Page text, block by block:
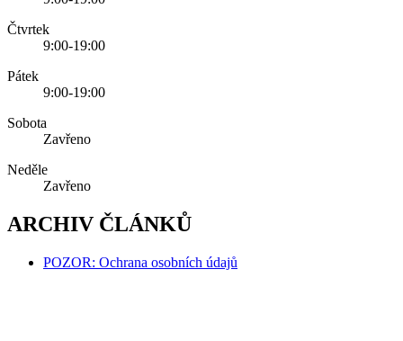
Čtvrtek
9:00-19:00
Pátek
9:00-19:00
Sobota
Zavřeno
Neděle
Zavřeno
ARCHIV ČLÁNKŮ
POZOR: Ochrana osobních údajů